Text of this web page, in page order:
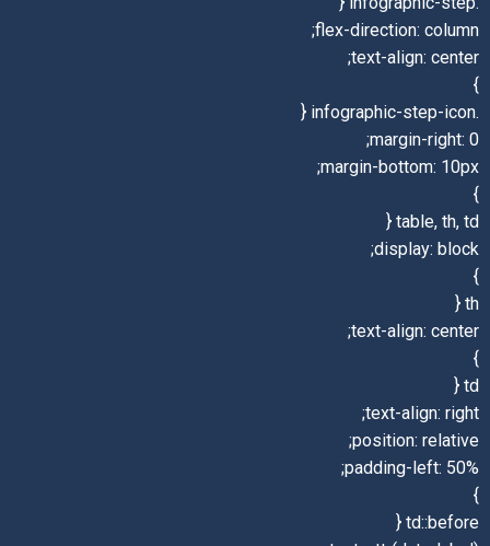
flex-direction: column;
text-align: center;
}
.infographic-step-icon {
margin-right: 0;
margin-bottom: 10px;
}
table, th, td {
display: block;
}
th {
text-align: center;
}
td {
text-align: right;
position: relative;
padding-left: 50%;
}
td::before {